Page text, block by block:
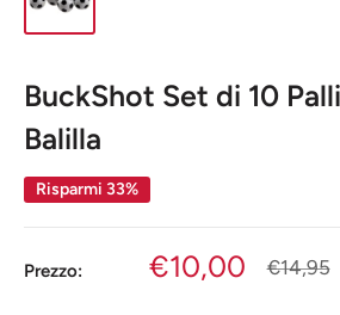
BuckShot Set di 10
Balilla
Risparmi 33%
Prezzo:
Prezzo
€10,00 Prezzo
€14,95